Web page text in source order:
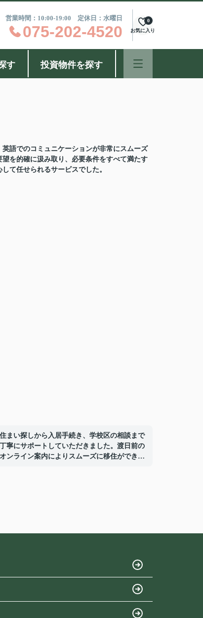
営業時間：10:00-19:00 定休日：水曜日
075-202-4520 お気に入り
0
す 投資物件を探す
語でのコミュニケーションが非常にスムーズ
を的確に汲み取り、必要条件をすべて満たす
て任せられるサービスでした。
住まい探しから入居手続き、学校区の相談まで
丁寧にサポートしていただきました。渡日前の
オンライン案内によりスムーズに移住ができ、